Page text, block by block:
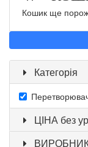
Кошик ще
Категорія
ЦІНА без